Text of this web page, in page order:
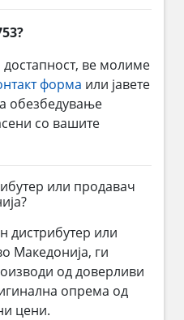
ве молиме
форма или јавете
обезбедување
со вашите
или продавач
дистрибутер или
Македонија, ги
од доверливи
опрема од
цени.